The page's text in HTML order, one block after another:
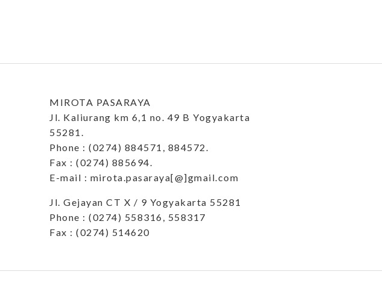
MIROTA PASARAYA
Jl. Kaliurang km 6,1 no. 49 B Yogyakarta
55281.
Phone : (0274) 884571, 884572.
Fax : (0274) 885694.
E-mail : mirota.pasaraya[@]gmail.com
Jl. Gejayan CT X / 9 Yogyakarta 55281
Phone : (0274) 558316, 558317
Fax : (0274) 514620